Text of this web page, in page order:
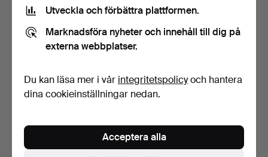
Sven-ErikJohansson (1925–2020)
YoJohansson (1897–1963)
Johansson-Thor
Utveckla och förbättra plattformen.
Marknadsföra nyheter och innehåll till dig på
externa webbplatser.
Du kan läsa mer i vår integritetspolicyoch hantera
dina cookieinställningar nedan.
Acceptera alla